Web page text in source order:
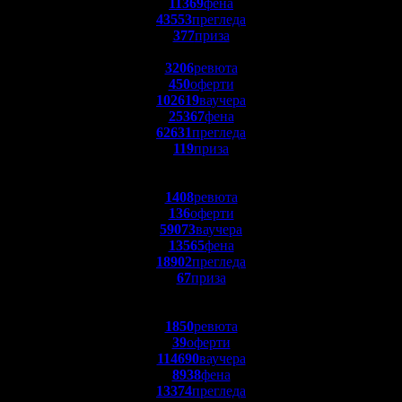
11369фена
43553прегледа
377приза
3206ревюта
450оферти
102619ваучера
25367фена
62631прегледа
119приза
1408ревюта
136оферти
59073ваучера
13565фена
18902прегледа
67приза
1850ревюта
39оферти
114690ваучера
8938фена
13374прегледа